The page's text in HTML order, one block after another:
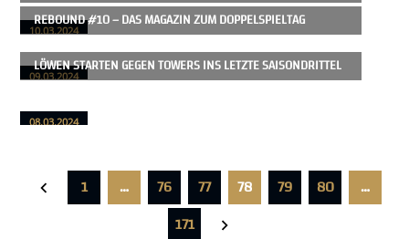
10.03.2024
09.03.2024
REBOUND #10 – DAS MAGAZIN ZUM DOPPELSPIELTAG
08.03.2024
LÖWEN STARTEN GEGEN TOWERS INS LETZTE SAISONDRITTEL
1 … 76 77 78 79 80
…
171